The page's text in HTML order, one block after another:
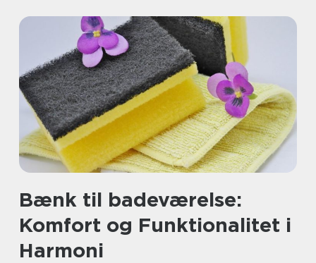
Bænk til badeværelse:
Komfort og Funktionalitet i
Harmoni